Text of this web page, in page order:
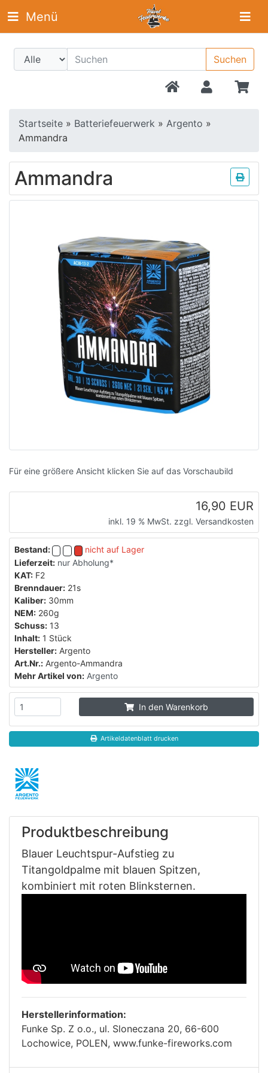
Suchen
Menü
Startseite » Batteriefeuerwerk » Argento »
Ammandra
Ammandra
Für eine größere Ansicht klicken Sie auf das Vorschaubild
16,90 EUR
inkl. 19 % MwSt. zzgl. Versandkosten
Bestand:
nicht auf Lager
Lieferzeit: nur Abholung*
KAT: F2
Brenndauer: 21s
Kaliber: 30mm
NEM: 260g
Schuss: 13
Inhalt: 1 Stück
Hersteller: Argento
Art.Nr.: Argento-Ammandra
Mehr Artikel von: Argento
In den Warenkorb
Artikeldatenblatt drucken
Produktbeschreibung
Blauer Leuchtspur-Aufstieg zu
Titangoldpalme mit blauen Spitzen,
kombiniert mit roten Blinksternen.
Herstellerinformation:
Funke Sp. Z o.o., ul. Sloneczana 20, 66-600
Lochowice, POLEN, www.funke-fireworks.com